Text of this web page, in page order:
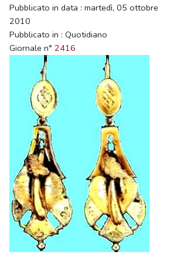
Pubblicato in data : martedì, 05 ottobre
2010
Pubblicato in : Quotidiano
Giornale n° 2416